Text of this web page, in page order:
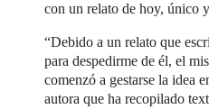
con un relato de hoy, único
“Debido a un relato que
para despedirme de él, el
comenzó a gestarse la idea
autora que ha recopilado